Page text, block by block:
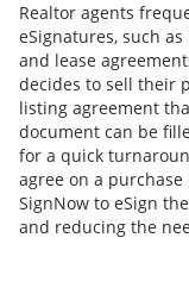
Realtor agents
eSignatures, such
and lease
decides to sell their
listing agreement
document can be
for a quick
agree on a
SignNow to eSign
and reducing the